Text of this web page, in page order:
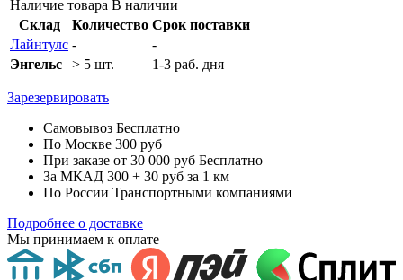
Наличие товара В наличии
Склад
Количество Срок поставки
Лайнтулс -
-
Энгельс
> 5 шт. 1-3 раб. дня
Зарезервировать
Самовывоз Бесплатно
По Москве 300 руб
При заказе от 30 000 руб Бесплатно
За МКАД 300 + 30 руб за 1 км
По России Транспортными компаниями
Подробнее о доставке
Мы принимаем к оплате